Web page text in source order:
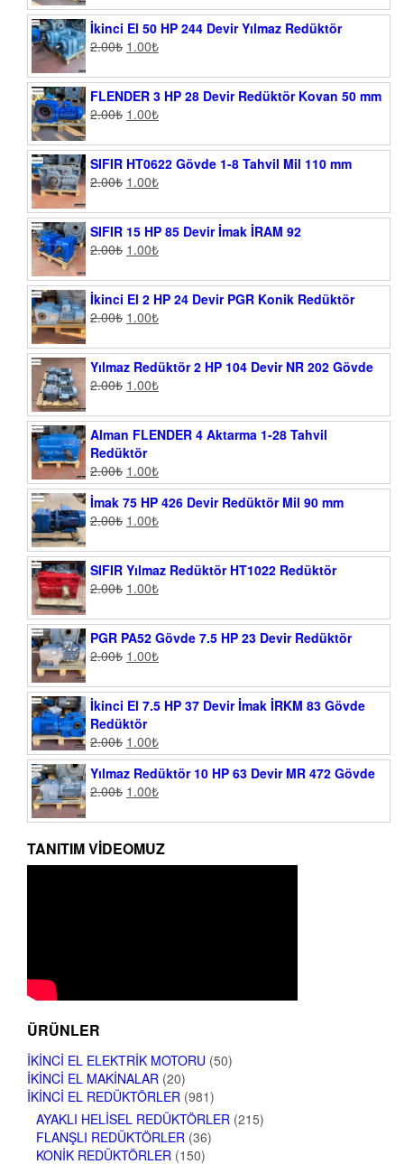
İkinci El 50 HP 244 Devir Yılmaz Redüktör
2.00₺ 1.00₺
FLENDER 3 HP 28 Devir Redüktör Kovan 50 mm
2.00₺ 1.00₺
SIFIR HT0622 Gövde 1-8 Tahvil Mil 110 mm
2.00₺ 1.00₺
SIFIR 15 HP 85 Devir İmak İRAM 92
2.00₺ 1.00₺
İkinci El 2 HP 24 Devir PGR Konik Redüktör
2.00₺ 1.00₺
Yılmaz Redüktör 2 HP 104 Devir NR 202 Gövde
2.00₺ 1.00₺
Alman FLENDER 4 Aktarma 1-28 Tahvil
Redüktör
2.00₺ 1.00₺
İmak 75 HP 426 Devir Redüktör Mil 90 mm
2.00₺ 1.00₺
SIFIR Yılmaz Redüktör HT1022 Redüktör
2.00₺ 1.00₺
PGR PA52 Gövde 7.5 HP 23 Devir Redüktör
2.00₺ 1.00₺
İkinci El 7.5 HP 37 Devir İmak İRKM 83 Gövde
Redüktör
2.00₺ 1.00₺
Yılmaz Redüktör 10 HP 63 Devir MR 472 Gövde
2.00₺ 1.00₺
TANITIM VIDEOMUZ
ÜRÜNLER
İKINCI EL ELEKTRIK MOTORU (50)
İKINCI EL MAKINALAR (20)
İKINCI EL REDÜKTÖRLER (981)
AYAKLI HELISEL REDÜKTÖRLER (215)
FLANŞLI REDÜKTÖRLER (36)
KONIK REDÜKTÖRLER (150)